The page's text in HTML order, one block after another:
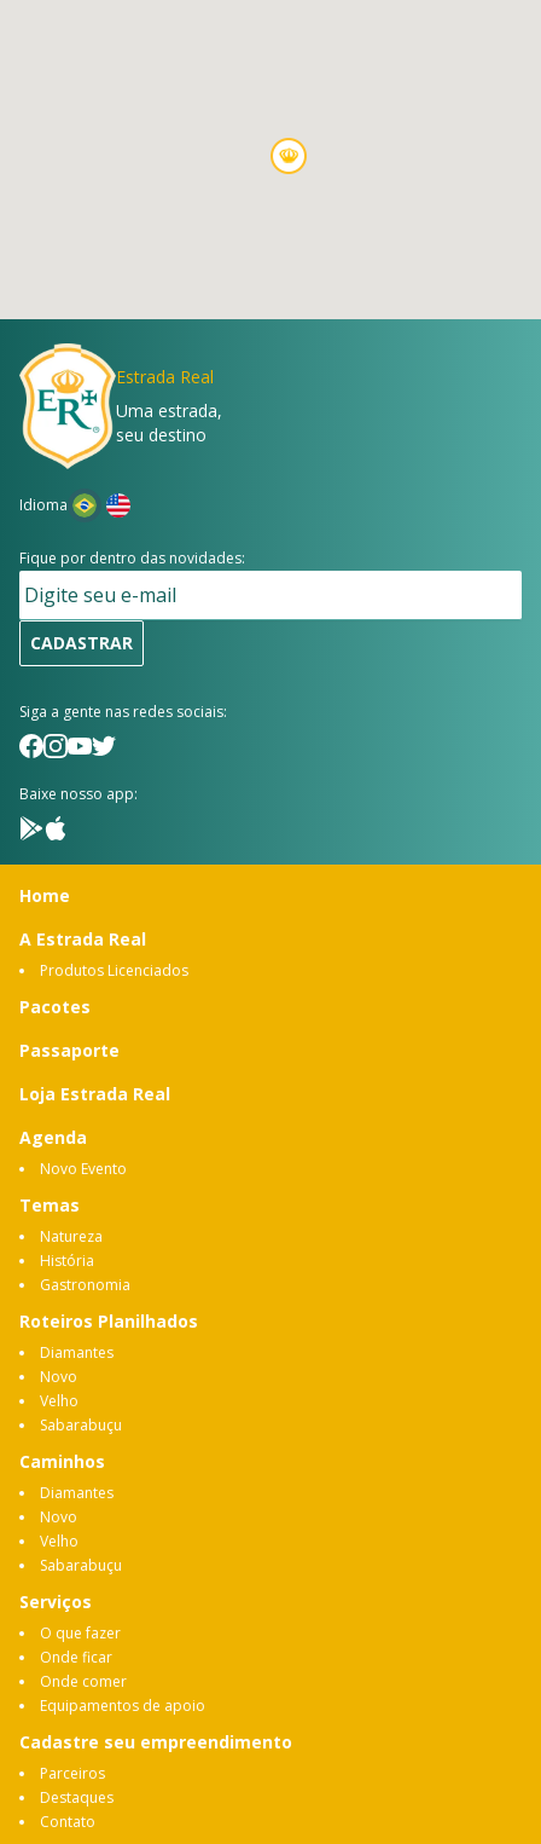
Estrada Real
Uma estrada,
seu destino
Idioma
Fique por dentro das novidades:
CADASTRAR
Siga a gente nas redes sociais:
Baixe nosso app:
Home
A Estrada Real
Produtos Licenciados
Pacotes
Passaporte
Loja Estrada Real
Agenda
Novo Evento
Temas
Natureza
História
Gastronomia
Roteiros Planilhados
Diamantes
Novo
Velho
Sabarabuçu
Caminhos
Diamantes
Novo
Velho
Sabarabuçu
Serviços
O que fazer
Onde ficar
Onde comer
Equipamentos de apoio
Cadastre seu empreendimento
Parceiros
Destaques
Contato